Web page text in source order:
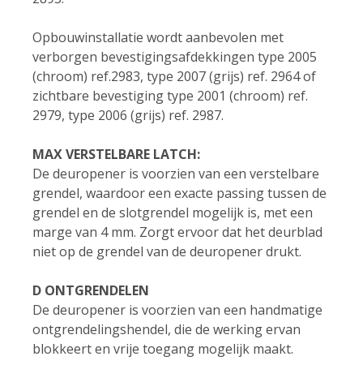
Opbouwinstallatie wordt aanbevolen met
verborgen bevestigingsafdekkingen type 2005
(chroom) ref.2983, type 2007 (grijs) ref. 2964 of
zichtbare bevestiging type 2001 (chroom) ref.
2979, type 2006 (grijs) ref. 2987.
MAX VERSTELBARE LATCH:
De deuropener is voorzien van een verstelbare
grendel, waardoor een exacte passing tussen de
grendel en de slotgrendel mogelijk is, met een
marge van 4 mm. Zorgt ervoor dat het deurblad
niet op de grendel van de deuropener drukt.
D ONTGRENDELEN
De deuropener is voorzien van een handmatige
ontgrendelingshendel, die de werking ervan
blokkeert en vrije toegang mogelijk maakt.